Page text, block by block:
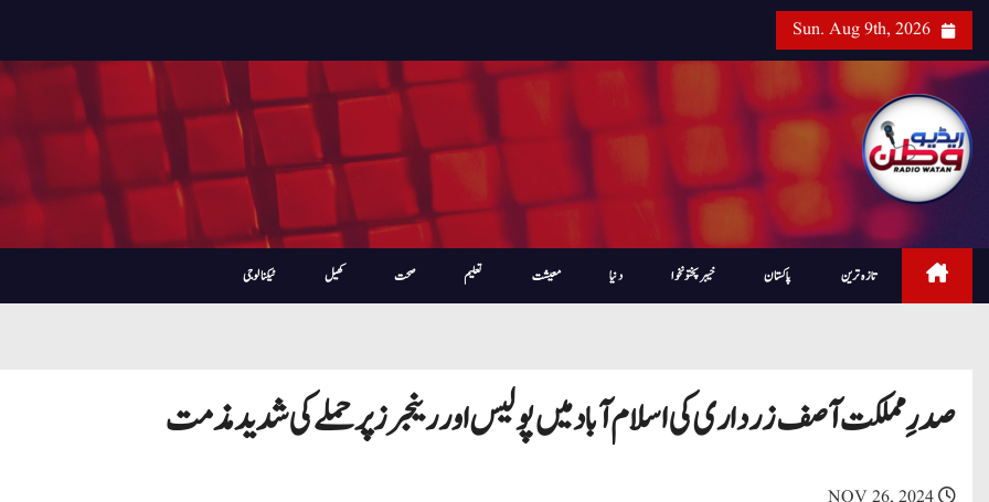
i
Sun. Aug 9th, 2026
تازہ ترین پاکستان خیبرپختونخوا دنیا معیشت تعلیم صحت کھیل ٹیکنالوجی
صدرِ مملکت آصف زرداری کی اسلام آباد میں پولیس اور رینجرز پر حملے کی شدید مذمت